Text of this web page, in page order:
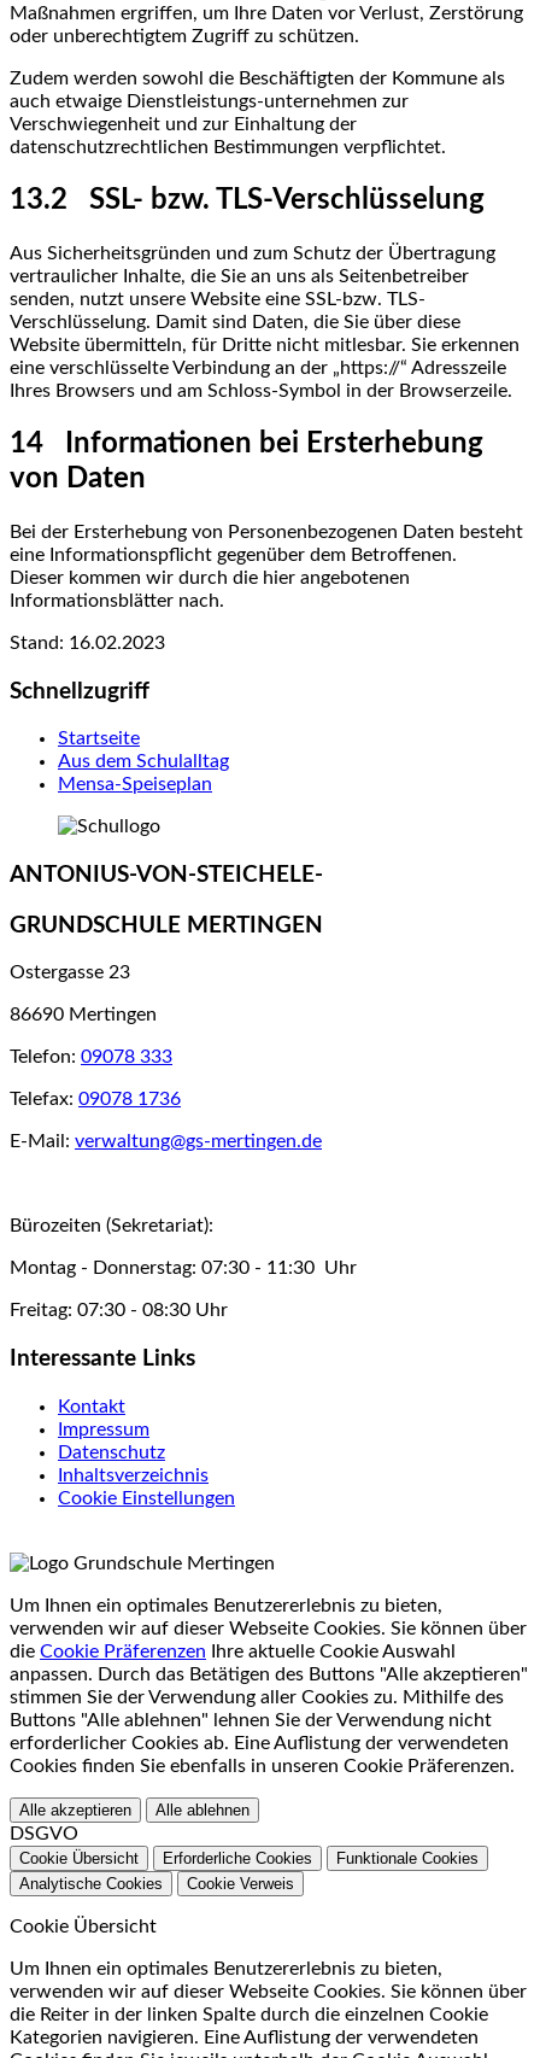
Maßnahmen ergriffen, um Ihre Daten vor Verlust, Zerstörung
oder unberechtigtem Zugriff zu schützen.
Zudem werden sowohl die Beschäftigten der Kommune als
auch etwaige Dienstleistungs-unternehmen zur
Verschwiegenheit und zur Einhaltung der
datenschutzrechtlichen Bestimmungen verpflichtet.
13.2 SSL- bzw. TLS-Verschlüsselung
Aus Sicherheitsgründen und zum Schutz der Übertragung
vertraulicher Inhalte, die Sie an uns als Seitenbetreiber
senden, nutzt unsere Website eine SSL-bzw. TLS-
Verschlüsselung. Damit sind Daten, die Sie über diese
Website übermitteln, für Dritte nicht mitlesbar. Sie erkennen
eine verschlüsselte Verbindung an der „https://“ Adresszeile
Ihres Browsers und am Schloss-Symbol in der Browserzeile.
14 Informationen bei Ersterhebung
von Daten
Bei der Ersterhebung von Personenbezogenen Daten besteht
eine Informationspflicht gegenüber dem Betroffenen.
Dieser kommen wir durch die hier angebotenen
Informationsblätter nach.
Stand: 16.02.2023
Schnellzugriff
Startseite
Aus dem Schulalltag
Mensa-Speiseplan
ANTONIUS-VON-STEICHELE-
GRUNDSCHULE MERTINGEN
Ostergasse 23
86690 Mertingen
Telefon: 09078 333
Telefax: 09078 1736
E-Mail: verwaltung@gs-mertingen.de
Bürozeiten (Sekretariat):
Montag - Donnerstag: 07:30 - 11:30 Uhr
Freitag: 07:30 - 08:30 Uhr
Interessante Links
Kontakt
Impressum
Datenschutz
Inhaltsverzeichnis
Cookie Einstellungen
Um Ihnen ein optimales Benutzererlebnis zu bieten,
verwenden wir auf dieser Webseite Cookies. Sie können über
die Cookie Präferenzen Ihre aktuelle Cookie Auswahl
anpassen. Durch das Betätigen des Buttons "Alle akzeptieren"
stimmen Sie der Verwendung aller Cookies zu. Mithilfe des
Buttons "Alle ablehnen" lehnen Sie der Verwendung nicht
erforderlicher Cookies ab. Eine Auflistung der verwendeten
Cookies finden Sie ebenfalls in unseren Cookie Präferenzen.
Alle akzeptieren Alle ablehnen
DSGVO
Cookie Übersicht Erforderliche Cookies
Funktionale Cookies
Analytische Cookies
Cookie Verweis
Cookie Übersicht
Um Ihnen ein optimales Benutzererlebnis zu bieten,
verwenden wir auf dieser Webseite Cookies. Sie können über
die Reiter in der linken Spalte durch die einzelnen Cookie
Kategorien navigieren. Eine Auflistung der verwendeten